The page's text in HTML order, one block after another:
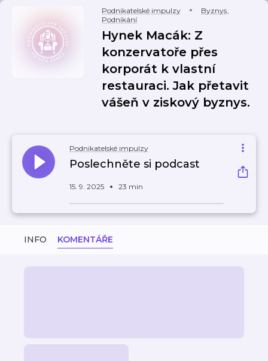
Podnikatelské impulzy Byznys,
Podnikání
Hynek Macák: Z
konzervatoře přes
korporát k vlastní
restauraci. Jak přetavit
vášeň v ziskový byznys.
Podnikatelské impulzy
Poslechněte si podcast
15. 9. 2025 23 min
INFO KOMENTÁŘE